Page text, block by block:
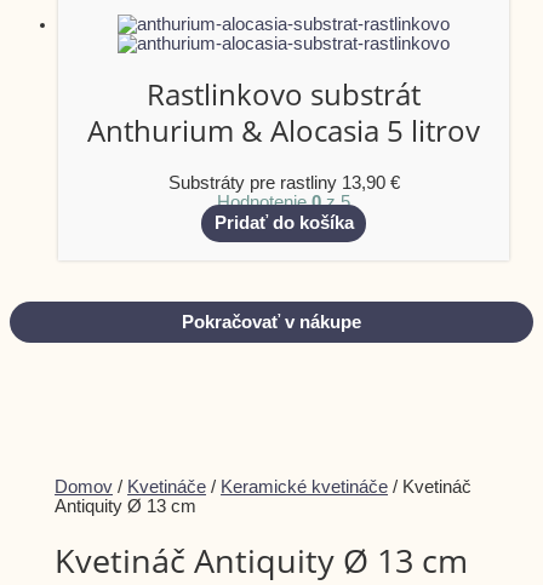
Rastlinkovo substrát
Anthurium & Alocasia 5 litrov
Substráty pre rastliny 13,90 €
Hodnotenie0z 5
Pridať do košíka
Pokračovať v nákupe
Domov / Kvetináče / Keramické kvetináče / Kvetináč
Antiquity Ø 13 cm
Kvetináč Antiquity Ø 13 cm
Dismiss
notification